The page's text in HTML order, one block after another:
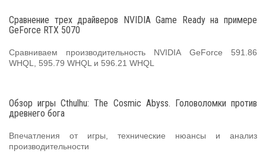
Сравнение трех драйверов NVIDIA Game Ready на примере
GeForce RTX 5070
Сравниваем производительность NVIDIA GeForce 591.86
WHQL, 595.79 WHQL и 596.21 WHQL
Обзор игры Cthulhu: The Cosmic Abyss. Головоломки против
древнего бога
Впечатления от игры, технические нюансы и анализ
производительности